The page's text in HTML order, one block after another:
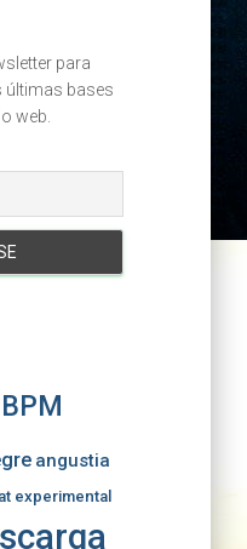
para
últimas bases
web.
angustia
experimental